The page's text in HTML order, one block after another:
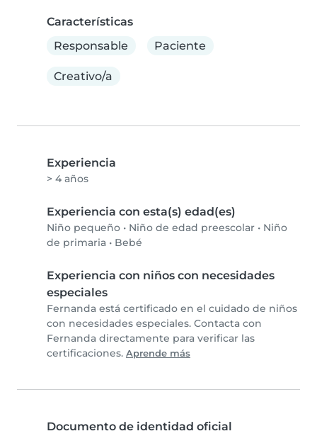
Características
Responsable
Paciente
Creativo/a
Experiencia
> 4 años
Experiencia con esta(s) edad(es)
Niño pequeño • Niño de edad preescolar • Niño
de primaria • Bebé
Experiencia con niños con necesidades
especiales
Fernanda está certificado en el cuidado de niños
con necesidades especiales. Contacta con
Fernanda directamente para verificar las
certificaciones. Aprende más
Documento de identidad oficial